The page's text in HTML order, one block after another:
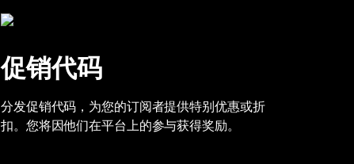
促销代码
分发促销代码，为您的订阅者提供特别优惠或折
扣。您将因他们在平台上的参与获得奖励。